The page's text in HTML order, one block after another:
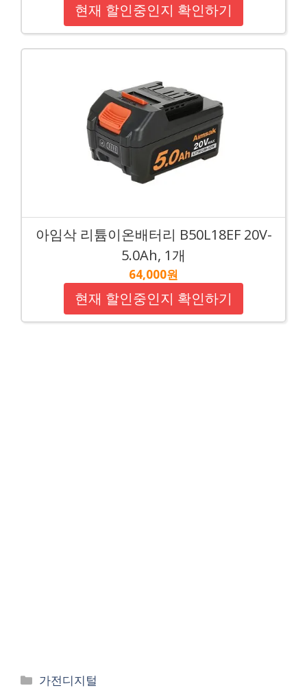
현재 할인중인지 확인하기
아임삭 리튬이온배터리 B50L18EF 20V-
5.0Ah, 1개
64,000원
현재 할인중인지 확인하기
Categories
가전디지털